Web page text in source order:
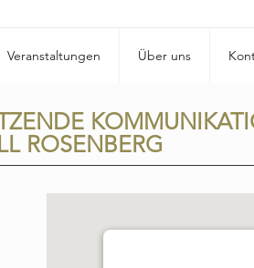
Veranstaltungen Über uns
ROSENBERG